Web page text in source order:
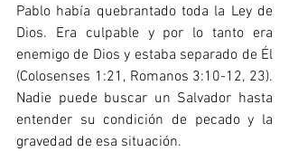
Pablo había quebrantado toda la Ley de
Dios. Era culpable y por lo tanto era
enemigo de Dios y estaba separado de Él
(Colosenses 1:21, Romanos 3:10-12, 23).
Nadie puede buscar un Salvador hasta
entender su condición de pecado y la
gravedad de esa situación.